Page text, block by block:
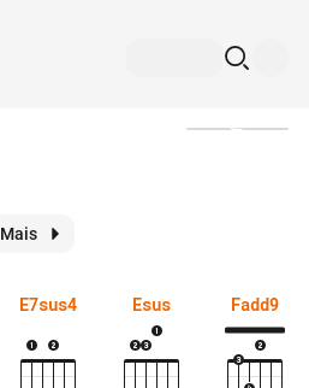
Mais
E7sus4 Esus Fadd9